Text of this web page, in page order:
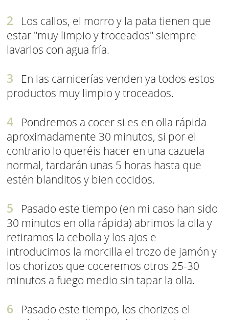
Los callos, el morro y la pata tienen que
estar "muy limpio y troceados" siempre
lavarlos con agua fría.
En las carnicerías venden ya todos estos
productos muy limpio y troceados.
Pondremos a cocer si es en olla rápida
aproximadamente 30 minutos, si por el
contrario lo queréis hacer en una cazuela
normal, tardarán unas 5 horas hasta que
estén blanditos y bien cocidos.
Pasado este tiempo (en mi caso han sido
30 minutos en olla rápida) abrimos la olla y
retiramos la cebolla y los ajos e
introducimos la morcilla el trozo de jamón y
los chorizos que coceremos otros 25-30
minutos a fuego medio sin tapar la olla.
Pasado este tiempo, los chorizos el